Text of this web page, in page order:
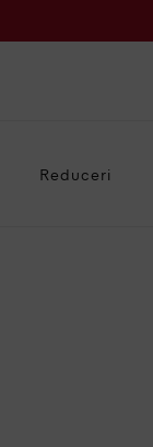
Reduceri